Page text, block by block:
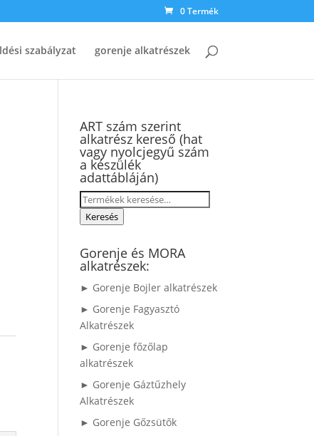
0 Termék
szabályzat gorenje alkatrészek
ART szám szerint
alkatrész kereső (hat
vagy nyolcjegyű szám
a készülék
adattábláján)
Keresés
a Keresés
Gorenje és MORA
alkatrészek:
► Gorenje Bojler alkatrészek
► Gorenje Fagyasztó
Alkatrészek
► Gorenje főzőlap
alkatrészek
► Gorenje Gáztűzhely
Alkatrészek
► Gorenje Gőzsütők